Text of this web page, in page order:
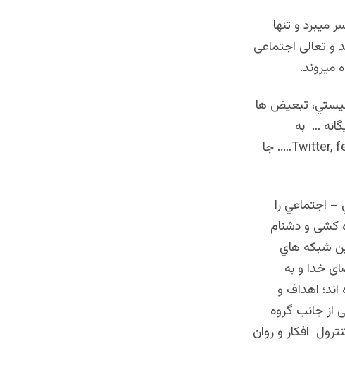
و تنها
و تعالی اجتماعی
ميروند.
تبعيض ها
… به
محصولات تكنالوژي انترنیتی روي می آورند چون،Twitter, fecebook & instagram….. جا
اجتماعي را
کشی و دشنام
شبكه هاي
خدا و به
اهداف و
جانب گروه
افكار و روان